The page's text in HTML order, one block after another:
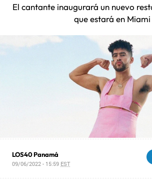
El cantante inaugurará un nuevo
que estará en Miami
LOS40 Panamá
09/06/2022 - 15:59 EST